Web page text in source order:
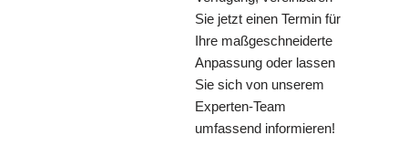
Sie jetzt einen Termin für
Ihre maßgeschneiderte
Anpassung oder lassen
Sie sich von unserem
Experten-Team
umfassend informieren!